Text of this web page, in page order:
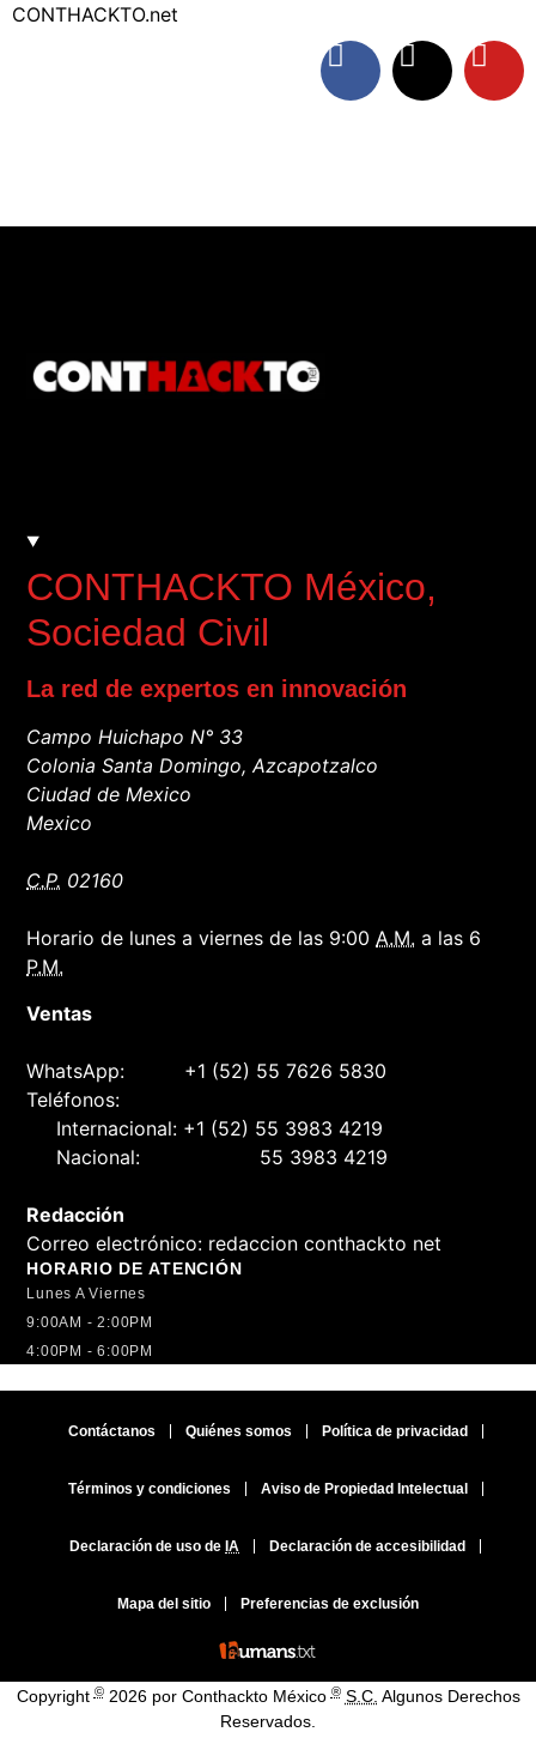
CONTHACKTO.net
CONTHACKTO México,
Sociedad Civil
La red de expertos en innovación
Campo Huichapo N° 33
Colonia Santa Domingo, Azcapotzalco
Ciudad de Mexico
Mexico
C.P. 02160
Horario de lunes a viernes de las 9:00A.M. a las 6
P.M.
Ventas
WhatsApp: +1 (52) 55 7626 5830
Teléfonos:
Internacional: +1 (52) 55 3983 4219
Nacional: 55 3983 4219
Redacción
Correo electrónico: redaccion conthackto net
HORARIO DE ATENCIÓN
Lunes A Viernes
9:00AM - 2:00PM
4:00PM - 6:00PM
Contáctanos Quiénes somos Política de privacidad
Términos y condiciones Aviso de Propiedad Intelectual
Declaración de uso de IA Declaración de accesibilidad
Mapa del sitio Preferencias de exclusión
Copyright©2026 por Conthackto México® S.C. Algunos Derechos
Reservados.